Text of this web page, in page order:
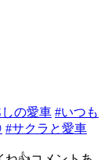
の愛車 #いつも
#サクラと愛車